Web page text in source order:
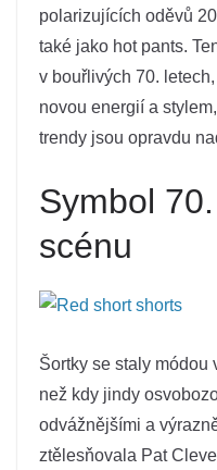
polarizujících oděvů
také jako hot pants.
v bouřlivých 70.
novou energií a
trendy jsou opravdu
Symbol
scénu
Šortky se staly módou
než kdy jindy
odvážnějšími a
ztělesňovala Pat